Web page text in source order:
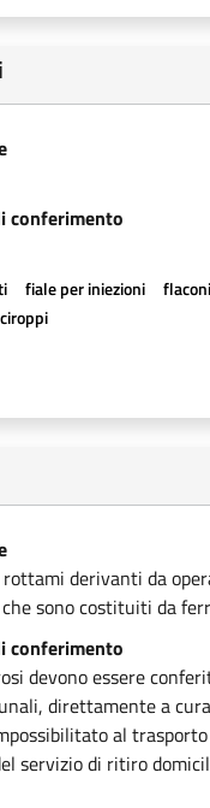
conferimento
fiale per iniezioni flaconi
derivanti da
sono costituiti da
conferimento
devono essere
direttamente a
al
servizio di ritiro